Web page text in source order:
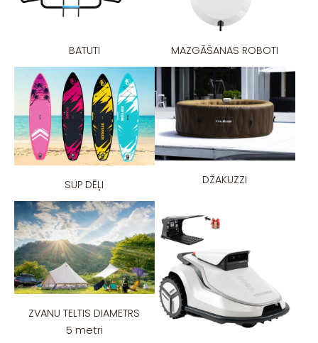
BATUTI MAZGĀŠANAS ROBOTI
SUP DĒĻI DŽAKUZZI
ZVANU TELTIS DIAMETRS
5 metri